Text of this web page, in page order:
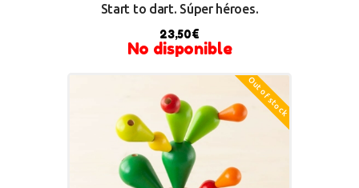
Start to dart. Súper héroes.
23,50€
No disponible
Out of stock